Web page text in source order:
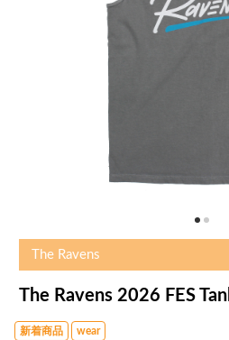
The Ravens
The Ravens 2026 FES
新着商品 wear